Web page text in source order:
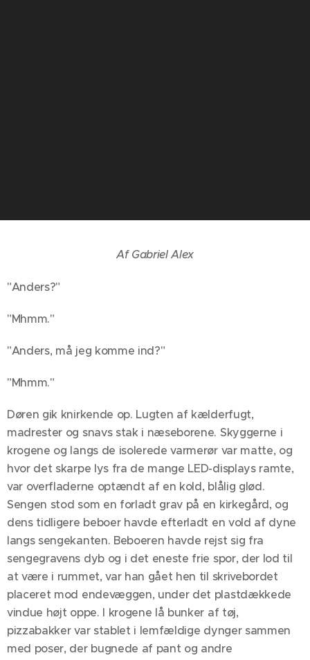
Af Gabriel Alex
"Anders?"
"Mhmm."
"Anders, må jeg komme ind?"
"Mhmm."
Døren gik knirkende op. Lugten af kælderfugt,
madrester og snavs stak i næseborene. Skyggerne i
krogene og langs de isolerede varmerør var matte, og
hvor det skarpe lys fra de mange LED-displays ramte,
var overfladerne optændt af en kold, blålig glød.
Sengen stod som en forladt grav på en kirkegård, og
dens tidligere beboer havde efterladt en vold af dyne
langs sengekanten. Beboeren havde rejst sig fra
sengegravens dyb og i det eneste frie spor, der lod til
at være i rummet, var han gået hen til skrivebordet
placeret mod endevæggen, under det plastdækkede
vindue højt oppe. I krogene lå bunker af tøj,
pizzabakker var stablet i lemfældige dynger sammen
med poser, der bugnede af pant og andre